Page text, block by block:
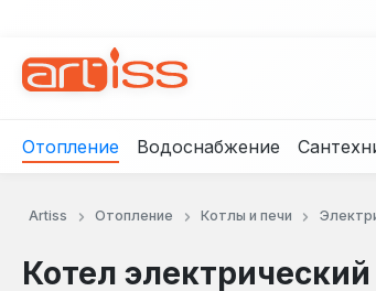
Отопление Водоснабжение
Artiss Отопление Котлы и печи
Котел